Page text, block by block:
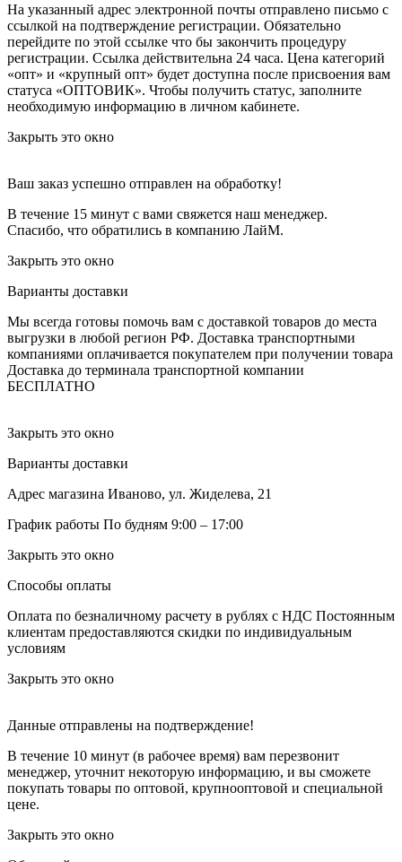
На указанный адрес электронной почты отправлено письмо с
ссылкой на подтверждение регистрации. Обязательно
перейдите по этой ссылке что бы закончить процедуру
регистрации. Ссылка действительна 24 часа. Цена категорий
«опт» и «крупный опт» будет доступна после присвоения вам
статуса «ОПТОВИК». Чтобы получить статус, заполните
необходимую информацию в личном кабинете.
Закрыть это окно
Ваш заказ успешно отправлен на обработку!
В течение 15 минут с вами свяжется наш менеджер.
Спасибо, что обратились в компанию ЛайМ.
Закрыть это окно
Варианты доставки
Мы всегда готовы помочь вам с доставкой товаров до места
выгрузки в любой регион РФ. Доставка транспортными
компаниями оплачивается покупателем при получении товара
Доставка до терминала транспортной компании
БЕСПЛАТНО
Закрыть это окно
Варианты доставки
Адрес магазина Иваново, ул. Жиделева, 21
График работы По будням 9:00 – 17:00
Закрыть это окно
Способы оплаты
Оплата по безналичному расчету в рублях с НДС Постоянным
клиентам предоставляются скидки по индивидуальным
условиям
Закрыть это окно
Данные отправлены на подтверждение!
В течение 10 минут (в рабочее время) вам перезвонит
менеджер, уточнит некоторую информацию, и вы сможете
покупать товары по оптовой, крупнооптовой и специальной
цене.
Закрыть это окно